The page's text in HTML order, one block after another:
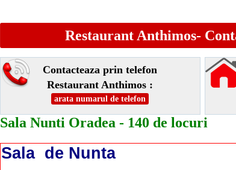
Restaurant Anthimos-
Contacteaza prin telefon
Restaurant Anthimos :
arata numarul de telefon
Sala Nunti Oradea - 140 de locuri
Sala de Nunta